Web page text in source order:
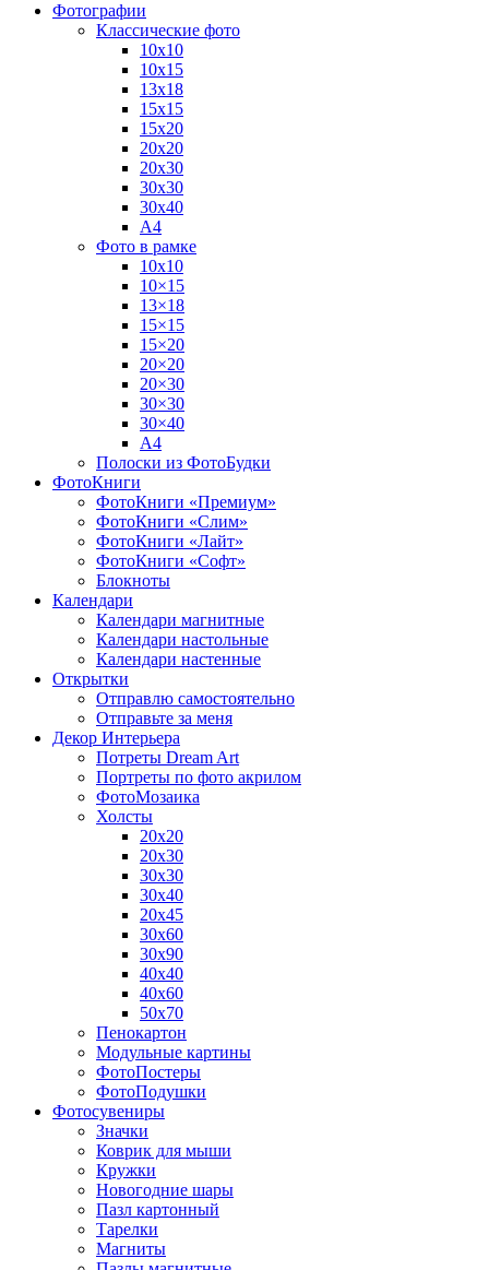
Фотографии
Классические фото
10х10
10х15
13х18
15х15
15х20
20х20
20х30
30х30
30х40
А4
Фото в рамке
10х10
10×15
13×18
15×15
15×20
20×20
20×30
30×30
30×40
A4
Полоски из ФотоБудки
ФотоКниги
ФотоКниги «Премиум»
ФотоКниги «Слим»
ФотоКниги «Лайт»
ФотоКниги «Софт»
Блокноты
Календари
Календари магнитные
Календари настольные
Календари настенные
Открытки
Отправлю самостоятельно
Отправьте за меня
Декор Интерьера
Потреты Dream Art
Портреты по фото акрилом
ФотоМозаика
Холсты
20х20
20х30
30х30
30х40
20х45
30х60
30х90
40х40
40х60
50х70
Пенокартон
Модульные картины
ФотоПостеры
ФотоПодушки
Фотоcувениры
Значки
Коврик для мыши
Кружки
Новогодние шары
Пазл картонный
Тарелки
Магниты